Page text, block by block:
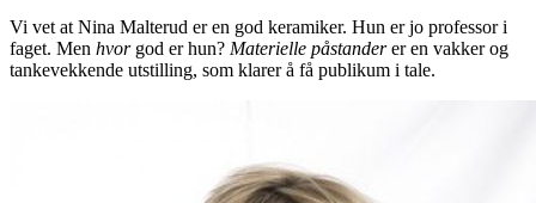
Vi vet at Nina Malterud er en god keramiker. Hun er jo professor i
faget. Men hvor god er hun? Materielle påstanderer en vakker og
tankevekkende utstilling, som klarer å få publikum i tale.